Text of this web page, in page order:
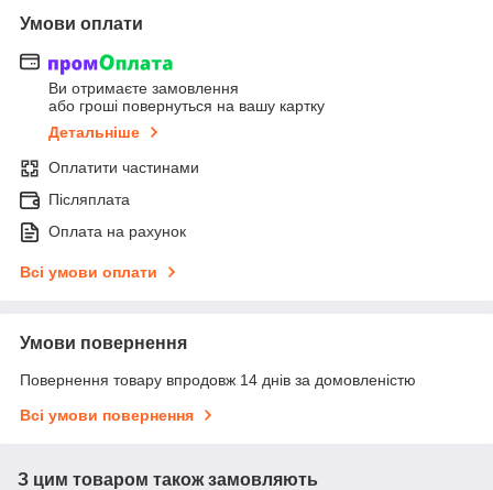
Умови оплати
Ви отримаєте замовлення
або гроші повернуться на вашу картку
Детальніше
Оплатити частинами
Післяплата
Оплата на рахунок
Всі умови оплати
Умови повернення
Повернення товару впродовж 14 днів за домовленістю
Всі умови повернення
З цим товаром також замовляють